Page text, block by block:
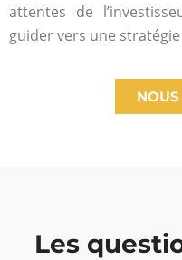
attentes de
guider vers une
NOUS
Les